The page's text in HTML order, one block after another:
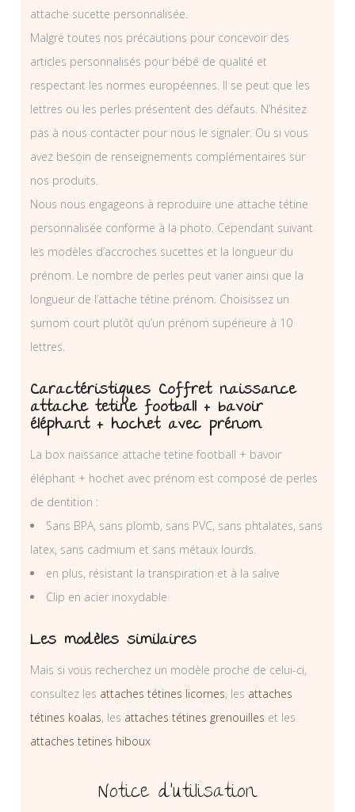
attache sucette personnalisée.
Malgré toutes nos précautions pour concevoir des
articles personnalisés pour bébé de qualité et
respectant les normes européennes. Il se peut que les
lettres ou les perles présentent des défauts. N’hésitez
pas à nous contacter pour nous le signaler. Ou si vous
avez besoin de renseignements complémentaires sur
nos produits.
Nous nous engageons à reproduire une attache tétine
personnalisée conforme à la photo. Cependant suivant
les modèles d’accroches sucettes et la longueur du
prénom. Le nombre de perles peut varier ainsi que la
longueur de l’attache tétine prénom. Choisissez un
surnom court plutôt qu’un prénom supérieure à 10
lettres.
Caractéristiques Coffret naissance
attache tetine football + bavoir
éléphant + hochet avec prénom
La box naissance attache tetine football + bavoir
éléphant + hochet avec prénom est composé de perles
de dentition :
Sans BPA, sans plomb, sans PVC, sans phtalates, sans
latex, sans cadmium et sans métaux lourds.
en plus, résistant la transpiration et à la salive
Clip en acier inoxydable
Les modèles similaires
Mais si vous recherchez un modèle proche de celui-ci,
consultez les attaches tétines licornes, les attaches
tétines koalas, les attaches tétines grenouilles et les
attaches tetines hiboux
Notice d’utilisation